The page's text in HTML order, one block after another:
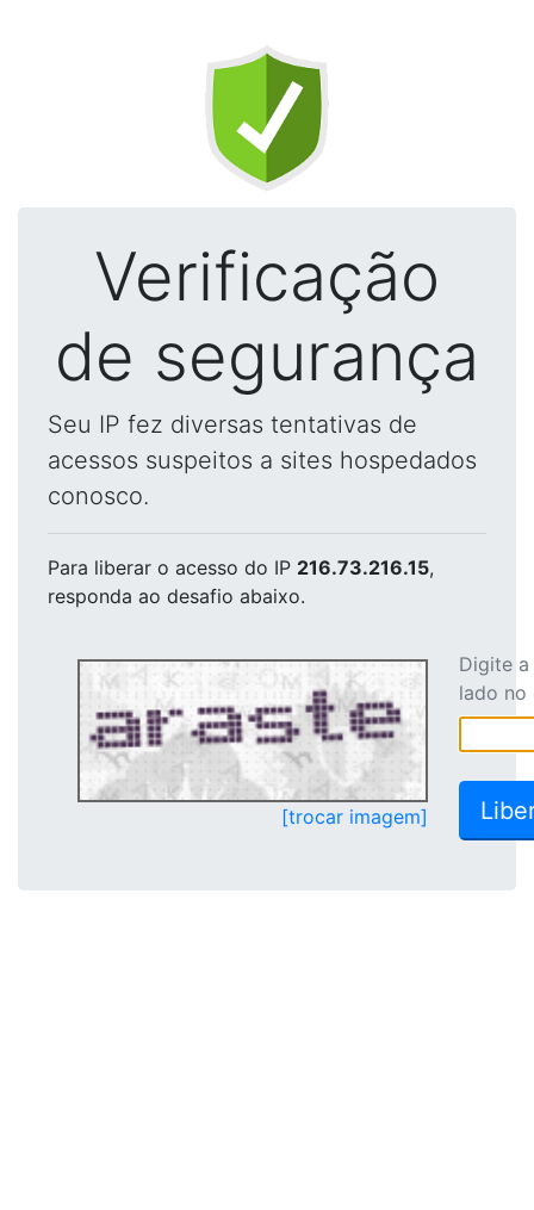
Verificação
de segurança
Seu IP fez diversas tentativas de
acessos suspeitos a sites hospedados
conosco.
Para liberar o acesso do IP 216.73.216.15,
responda ao desafio abaixo.
[trocar imagem]
Digite
lado no